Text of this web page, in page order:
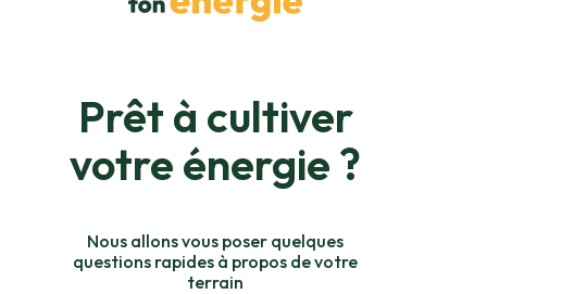
Prêt à cultiver
votre énergie ?
Nous allons vous poser quelques
questions rapides à propos de votre
terrain